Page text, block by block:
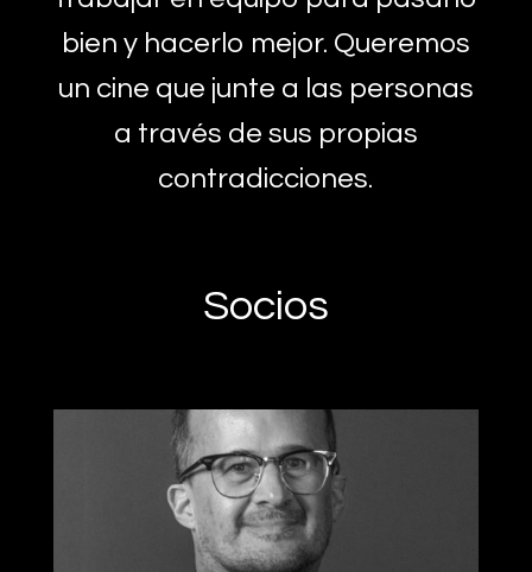
bien y hacerlo mejor. Queremos
un cine que junte a las personas
a través de sus propias
contradicciones.
Socios